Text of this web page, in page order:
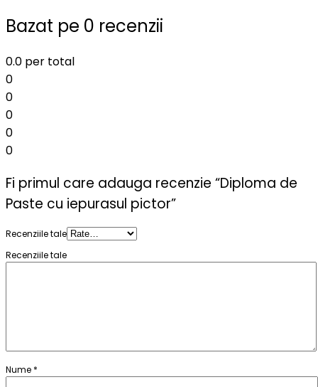
Bazat pe 0 recenzii
0.0 per total
0
0
0
0
0
Fi primul care adauga recenzie “Diploma de
Paste cu iepurasul pictor”
Recenziile tale
Recenziile tale
Nume *